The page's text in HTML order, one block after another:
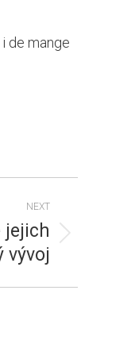
de mange
NEXT
jejich
vývoj